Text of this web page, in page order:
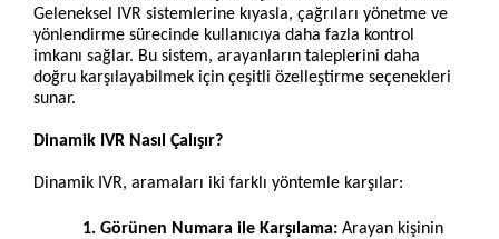
Geleneksel IVR sistemlerine kıyasla, çağrıları yönetme ve
yönlendirme sürecinde kullanıcıya daha fazla kontrol
imkanı sağlar. Bu sistem, arayanların taleplerini daha
doğru karşılayabilmek için çeşitli özelleştirme seçenekleri
sunar.
Dinamik IVR Nasıl Çalışır?
Dinamik IVR, aramaları iki farklı yöntemle karşılar:
Görünen Numara ile Karşılama: Arayan kişinin